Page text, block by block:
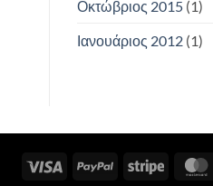
Οκτώβριος 2015(1)
Ιανουάριος 2012(1)
Visa PayPal Stripe